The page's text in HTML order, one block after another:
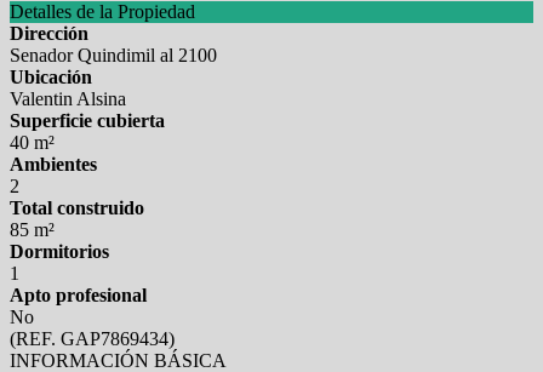
Detalles de la Propiedad
Dirección
Senador Quindimil al 2100
Ubicación
Valentin Alsina
Superficie cubierta
40 m²
Ambientes
2
Total construido
85 m²
Dormitorios
1
Apto profesional
No
(REF. GAP7869434)
INFORMACIÓN BÁSICA